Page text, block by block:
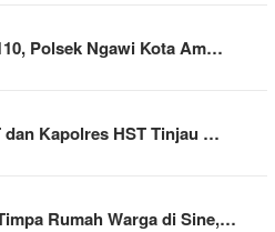
Polsek Ngawi Kota Am…
dan Kapolres HST Tinjau …
Rumah Warga di Sine,…